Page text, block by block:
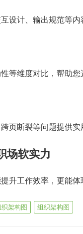
设计、输出规范等内
等维度对比，帮助您
页断裂等问题提供实
场软实力
升工作效率，更能体
架构图 组织架构图